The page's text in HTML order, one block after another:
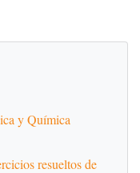
y Química
resueltos de